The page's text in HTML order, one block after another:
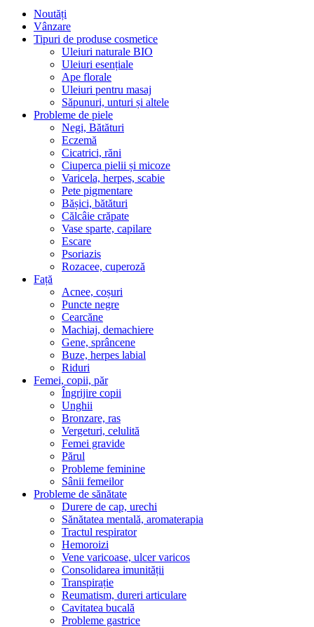
Noutăți
Vânzare
Tipuri de produse cosmetice
Uleiuri naturale BIO
Uleiuri esențiale
Ape florale
Uleiuri pentru masaj
Săpunuri, unturi și altele
Probleme de piele
Negi, Bătături
Eczemă
Cicatrici, răni
Ciuperca pielii și micoze
Varicela, herpes, scabie
Pete pigmentare
Bășici, bătături
Călcâie crăpate
Vase sparte, capilare
Escare
Psoriazis
Rozacee, cuperoză
Față
Acnee, coșuri
Puncte negre
Cearcăne
Machiaj, demachiere
Gene, sprâncene
Buze, herpes labial
Riduri
Femei, copii, păr
Îngrijire copii
Unghii
Bronzare, ras
Vergeturi, celulită
Femei gravide
Părul
Probleme feminine
Sânii femeilor
Probleme de sănătate
Durere de cap, urechi
Sănătatea mentală, aromaterapia
Tractul respirator
Hemoroizi
Vene varicoase, ulcer varicos
Consolidarea imunității
Transpirație
Reumatism, dureri articulare
Cavitatea bucală
Probleme gastrice